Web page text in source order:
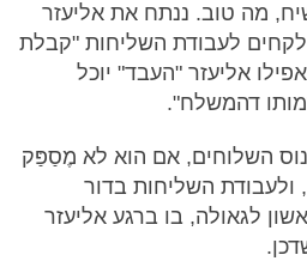
מה טוב. ננתח את אליעזר
לקחים לעבודת השליחות "קבלת
אליעזר "העבד" יוכל
דהמשלח".
השלוחים, אם הוא לא מֶסַפַּק
ולעבודת השליחות בדור
לגאולה, בו ברגע אליעזר